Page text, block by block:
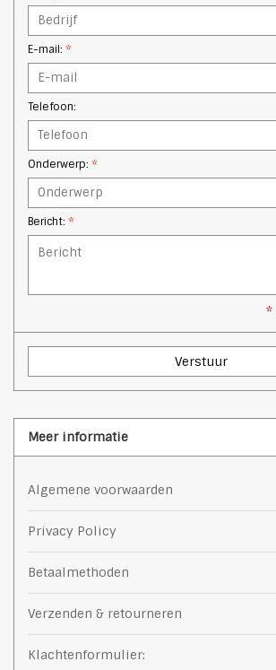
E-mail: *
Telefoon:
Onderwerp: *
Bericht: *
*
Verstuur
Meer informatie
Algemene voorwaarden
Privacy Policy
Betaalmethoden
Verzenden & retourneren
Klachtenformulier: